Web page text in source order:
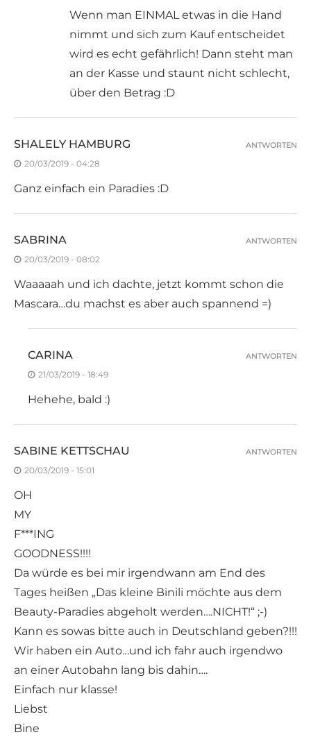
Wenn man EINMAL etwas in die Hand
nimmt und sich zum Kauf entscheidet
wird es echt gefährlich! Dann steht man
an der Kasse und staunt nicht schlecht,
über den Betrag :D
SHALELY HAMBURG
20/03/2019 - 04:28
Ganz einfach ein Paradies :D
ANTWORTEN
SABRINA
20/03/2019 - 08:02
Waaaaah und ich dachte, jetzt kommt schon die
Mascara…du machst es aber auch spannend =)
ANTWORTEN
CARINA
21/03/2019 - 18:49
Hehehe, bald :)
ANTWORTEN
SABINE KETTSCHAU
20/03/2019 - 15:01
OH
MY
F***ING
GOODNESS!!!!
Da würde es bei mir irgendwann am End des
Tages heißen „Das kleine Binili möchte aus dem
Beauty-Paradies abgeholt werden….NICHT!“ ;-)
Kann es sowas bitte auch in Deutschland geben?!!!
Wir haben ein Auto…und ich fahr auch irgendwo
an einer Autobahn lang bis dahin….
Einfach nur klasse!
Liebst
Bine
ANTWORTEN